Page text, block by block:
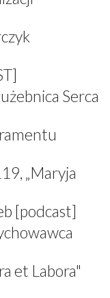
Serca
„Maryja
[podcast]
et Labora"